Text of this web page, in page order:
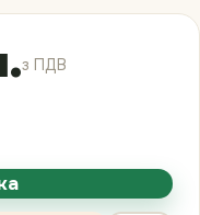
з ПДВ